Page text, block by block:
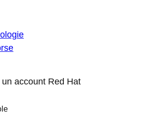
account Red Hat